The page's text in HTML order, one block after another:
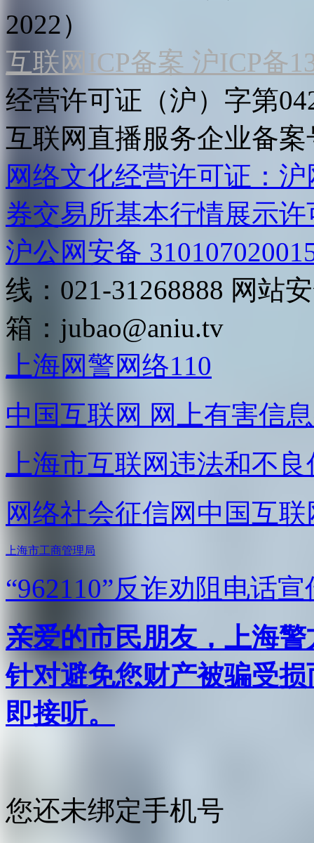
2022）
互联网ICP备案 沪ICP备
经营许可证（沪）字第
互联网直播服务企业备案
网络文化经营许可证：
券交易所基本行情展示许
沪公网安备
线：021-31268888 网站
箱： jubao@aniu.tv
上海网警网络110
中国互联网 网上有害信
上海市互联网违法和不
网络社会征信网 中国互
上海市工商管理局
“962110”反诈劝阻电话宣
亲爱的市民朋友，上海
针对避免您财产被骗受
即接听。
您还未绑定手机号